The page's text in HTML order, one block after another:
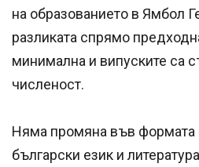
на образованието в Ямбол
разликата спрямо
минимална и випуските са
численост.
Няма промяна във формата
български език и